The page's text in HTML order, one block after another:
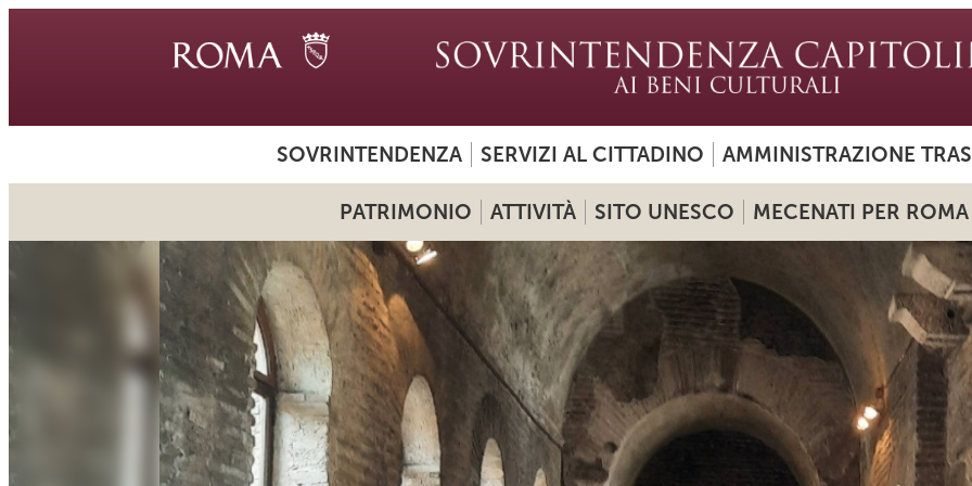
SOVRINTENDENZA SERVIZI AL CITTADINO AMMINISTRAZIONE
PATRIMONIO ATTIVITÀ SITO UNESCO MECENATI PER ROMA